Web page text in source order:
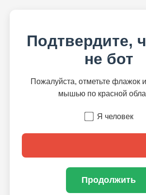
Подтвердите,
не бот
Пожалуйста, отметьте флажок
мышью по красной
Я человек
Продолжить